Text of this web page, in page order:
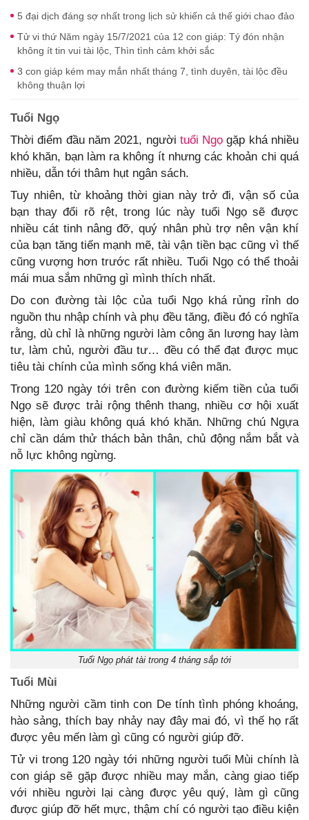
5 đại dịch đáng sợ nhất trong lịch sử khiến cả thế giới chao đảo
Tử vi thứ Năm ngày 15/7/2021 của 12 con giáp: Tý đón nhận
không ít tin vui tài lộc, Thìn tình cảm khởi sắc
3 con giáp kém may mắn nhất tháng 7, tình duyên, tài lộc đều
không thuận lợi
Tuổi Ngọ
Thời điểm đầu năm 2021, người tuổi Ngọ gặp khá nhiều
khó khăn, bạn làm ra không ít nhưng các khoản chi quá
nhiều, dẫn tới thâm hụt ngân sách.
Tuy nhiên, từ khoảng thời gian này trở đi, vận số của
bạn thay đổi rõ rệt, trong lúc này tuổi Ngọ sẽ được
nhiều cát tinh nâng đỡ, quý nhân phù trợ nên vận khí
của bạn tăng tiến mạnh mẽ, tài vận tiền bạc cũng vì thế
cũng vượng hơn trước rất nhiều. Tuổi Ngọ có thể thoải
mái mua sắm những gì mình thích nhất.
Do con đường tài lộc của tuổi Ngọ khá rủng rỉnh do
nguồn thu nhập chính và phụ đều tăng, điều đó có nghĩa
rằng, dù chỉ là những người làm công ăn lương hay làm
tư, làm chủ, người đầu tư… đều có thể đạt được mục
tiêu tài chính của mình sống khá viên mãn.
Trong 120 ngày tới trên con đường kiếm tiền của tuổi
Ngọ sẽ được trải rộng thênh thang, nhiều cơ hội xuất
hiện, làm giàu không quá khó khăn. Những chú Ngựa
chỉ cần dám thử thách bản thân, chủ động nắm bắt và
nỗ lực không ngừng.
Tuổi Ngọ phát tài trong 4 tháng sắp tới
Tuổi Mùi
Những người cầm tinh con De tính tình phóng khoáng,
hào sảng, thích bay nhảy nay đây mai đó, vì thế họ rất
được yêu mến làm gì cũng có người giúp đỡ.
Tử vi trong 120 ngày tới những người tuổi Mùi chính là
con giáp sẽ gặp được nhiều may mắn, càng giao tiếp
với nhiều người lại càng được yêu quý, làm gì cũng
được giúp đỡ hết mực, thậm chí có người tạo điều kiện